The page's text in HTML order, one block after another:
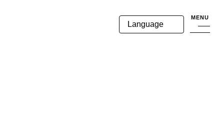
MENU
Language